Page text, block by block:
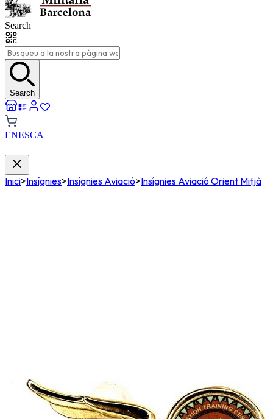
Search
Search
ENESCA
Inici>Insígnies>Insígnies Aviació>Insígnies Aviació Orient Mitjà